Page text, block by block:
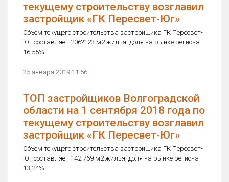
текущему строительству возглавил
застройщик «ГК Пересвет-Юг»
Объем текущего строительства застройщика ГК Пересвет-
Юг составляет 206?123 м2 жилья, доля на рынке региона
16,55%.
25 января 2019 11:56
ТОП застройщиков Волгоградской
области на 1 сентября 2018 года по
текущему строительству возглавил
застройщик «ГК Пересвет-Юг»
Объем текущего строительства застройщика ГК Пересвет-
Юг составляет 142 769 м2 жилья, доля на рынке региона
13,24%.